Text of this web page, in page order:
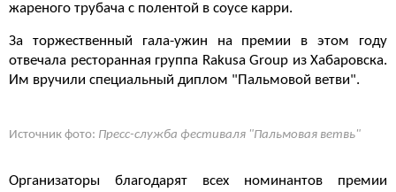
жареного трубача с полентой в соусе карри.
За торжественный гала-ужин на премии в этом году
отвечала ресторанная группа Rakusa Group из Хабаровска.
Им вручили специальный диплом "Пальмовой ветви".
Источник фото: Пресс-служба фестиваля "Пальмовая ветвь"
Организаторы благодарят всех номинантов премии